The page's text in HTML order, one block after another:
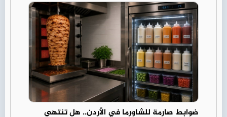
ضوابط صارمة للشاورما في الأردن.. هل تنتهي